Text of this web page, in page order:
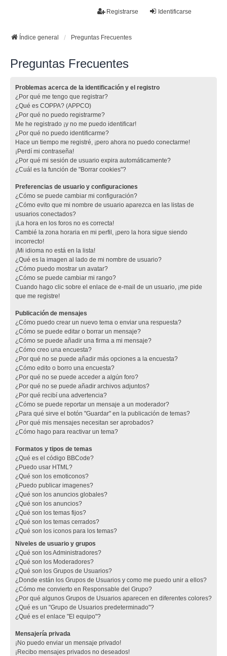
Identificarse
Registrarse
Índice general Preguntas Frecuentes
Preguntas Frecuentes
Problemas acerca de la identificación y el registro
¿Por qué me tengo que registrar?
¿Qué es COPPA? (APPCO)
¿Por qué no puedo registrarme?
Me he registrado ¡y no me puedo identificar!
¿Por qué no puedo identificarme?
Hace un tiempo me registré, ¡pero ahora no puedo conectarme!
¡Perdí mi contraseña!
¿Por qué mi sesión de usuario expira automáticamente?
¿Cuál es la función de "Borrar cookies"?
Preferencias de usuario y configuraciones
¿Cómo se puede cambiar mi configuración?
¿Cómo evito que mi nombre de usuario aparezca en las listas de
usuarios conectados?
¡La hora en los foros no es correcta!
Cambié la zona horaria en mi perfil, ¡pero la hora sigue siendo
incorrecto!
¡Mi idioma no está en la lista!
¿Qué es la imagen al lado de mi nombre de usuario?
¿Cómo puedo mostrar un avatar?
¿Cómo se puede cambiar mi rango?
Cuando hago clic sobre el enlace de e-mail de un usuario, ¡me pide
que me registre!
Publicación de mensajes
¿Cómo puedo crear un nuevo tema o enviar una respuesta?
¿Cómo se puede editar o borrar un mensaje?
¿Cómo se puede añadir una firma a mi mensaje?
¿Cómo creo una encuesta?
¿Por qué no se puede añadir más opciones a la encuesta?
¿Cómo edito o borro una encuesta?
¿Por qué no se puede acceder a algún foro?
¿Por qué no se puede añadir archivos adjuntos?
¿Por qué recibí una advertencia?
¿Cómo se puede reportar un mensaje a un moderador?
¿Para qué sirve el botón "Guardar" en la publicación de temas?
¿Por qué mis mensajes necesitan ser aprobados?
¿Cómo hago para reactivar un tema?
Formatos y tipos de temas
¿Qué es el código BBCode?
¿Puedo usar HTML?
¿Qué son los emoticonos?
¿Puedo publicar imagenes?
¿Qué son los anuncios globales?
¿Qué son los anuncios?
¿Qué son los temas fijos?
¿Qué son los temas cerrados?
¿Qué son los iconos para los temas?
Niveles de usuario y grupos
¿Qué son los Administradores?
¿Qué son los Moderadores?
¿Qué son los Grupos de Usuarios?
¿Donde están los Grupos de Usuarios y como me puedo unir a ellos?
¿Cómo me convierto en Responsable del Grupo?
¿Por qué algunos Grupos de Usuarios aparecen en diferentes colores?
¿Qué es un "Grupo de Usuarios predeterminado"?
¿Qué es el enlace "El equipo"?
Mensajería privada
¡No puedo enviar un mensaje privado!
¡Recibo mensajes privados no deseados!